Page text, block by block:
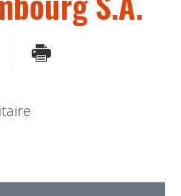
TWITTERSUR LINKEDIN
IMPRIMER